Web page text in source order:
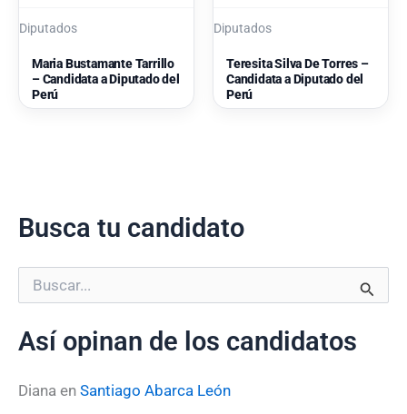
Diputados
Maria Bustamante Tarrillo
– Candidata a Diputado del
Perú
Diputados
Teresita Silva De Torres –
Candidata a Diputado del
Perú
Busca tu candidato
u
c
p
Así opinan de los candidatos
Diana en Santiago Abarca León